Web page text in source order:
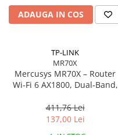
ADAUGA IN COS
TP-LINK
MR70X
Mercusys MR70X – Router
Wi‑Fi 6 AX1800, Dual‑Band,
411,76 Lei
137,00 Lei